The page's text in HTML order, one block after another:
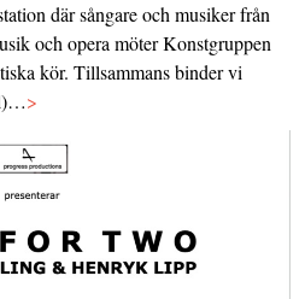
där sångare och musiker från
och opera möter Konstgruppen
kör. Tillsammans binder vi
>